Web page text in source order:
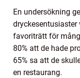
En undersökning
favoriträtt för
80% att de hade
65% sa att de
en restaurang.